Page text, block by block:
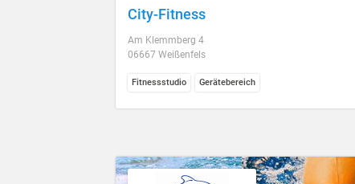
City-Fitness
Am Klemmberg 4
06667 Weißenfels
Fitnessstudio Gerätebereich